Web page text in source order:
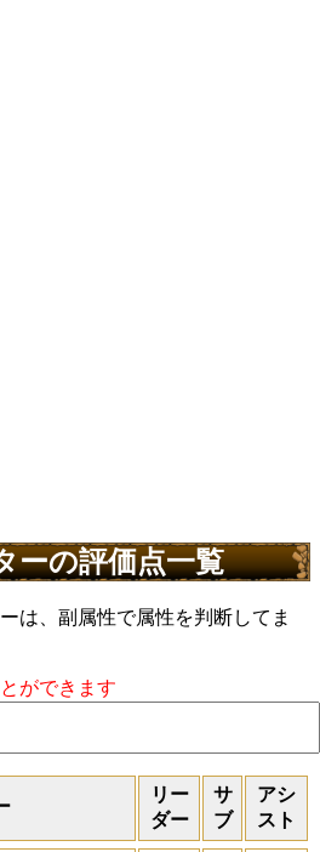
ーの評価点一覧
は、副属性で属性を判断してま
ができます
リー
ダー
サ
ブ
アシ
スト